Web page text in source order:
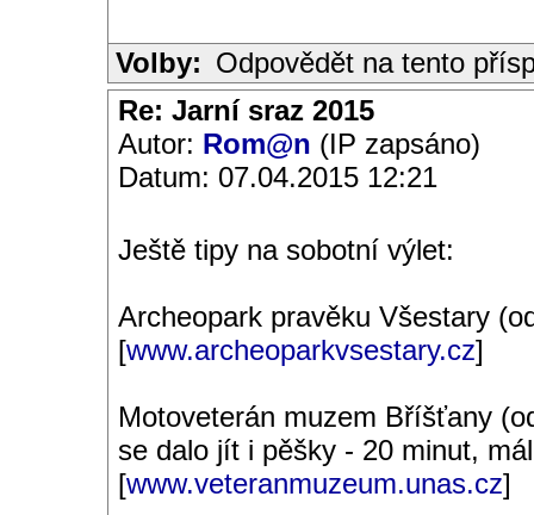
Volby: Odpovědět na tento
Re: Jarní sraz 2015
Autor: Rom@n (IP zapsáno)
Datum: 07.04.2015 12:21
Ještě tipy na sobotní výlet:
Archeopark pravěku Všestary
[www.archeoparkvsestary.cz]
Motoveterán muzem Bříšťany
se dalo jít i pěšky - 20 minut,
[www.veteranmuzeum.unas.cz]